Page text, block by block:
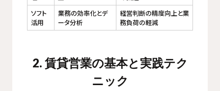
ソフト
活用
業務の効率化とデ
ータ分析
経営判断の精度向上と業
務負荷の軽減
2. 賃貸営業の基本と実践テク
ニック